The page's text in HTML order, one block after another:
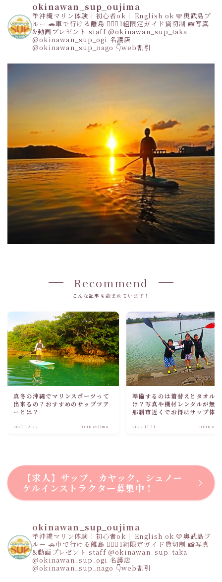
okinawan_sup_oujima
🌴沖縄マリン体験｜初心者ok｜ English ok 🩵奥武島ブ
ルー 🚗車で行ける離島 👩‍❤️‍👩1組限定ガイド貸切制 📸写真
&動画プレゼント staff@okinawan_sup_taka
@okinawan_sup_ogi 名護店
@okinawan_sup_nago 👇web割引
Recommend
こんな記事も読まれています！
真冬の沖縄でマリンスポーツって
出来るの？おすすめのサップツア
ーとは？
2021.12.27 TOUR oujima
準備するのは着替えとタオルだ
け？写真や機材レンタルが無
那覇市近くでお得にサップ体
2022.11.11 TOUR
【求人】サップ、カヤック、シュノー
ケルインストラクター募集中！
okinawan_sup_oujima
🌴沖縄マリン体験｜初心者ok｜ English ok 🩵奥武島ブ
ルー 🚗車で行ける離島 👩‍❤️‍👩1組限定ガイド貸切制 📸写真
&動画プレゼント staff@okinawan_sup_taka
@okinawan_sup_ogi 名護店
@okinawan_sup_nago 👇web割引